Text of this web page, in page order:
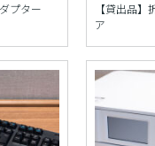
プター
【貸出品】
ア